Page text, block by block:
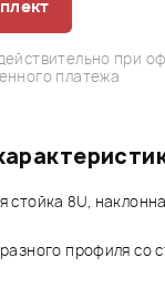
при
платежа
стойка 8U,
профиля со